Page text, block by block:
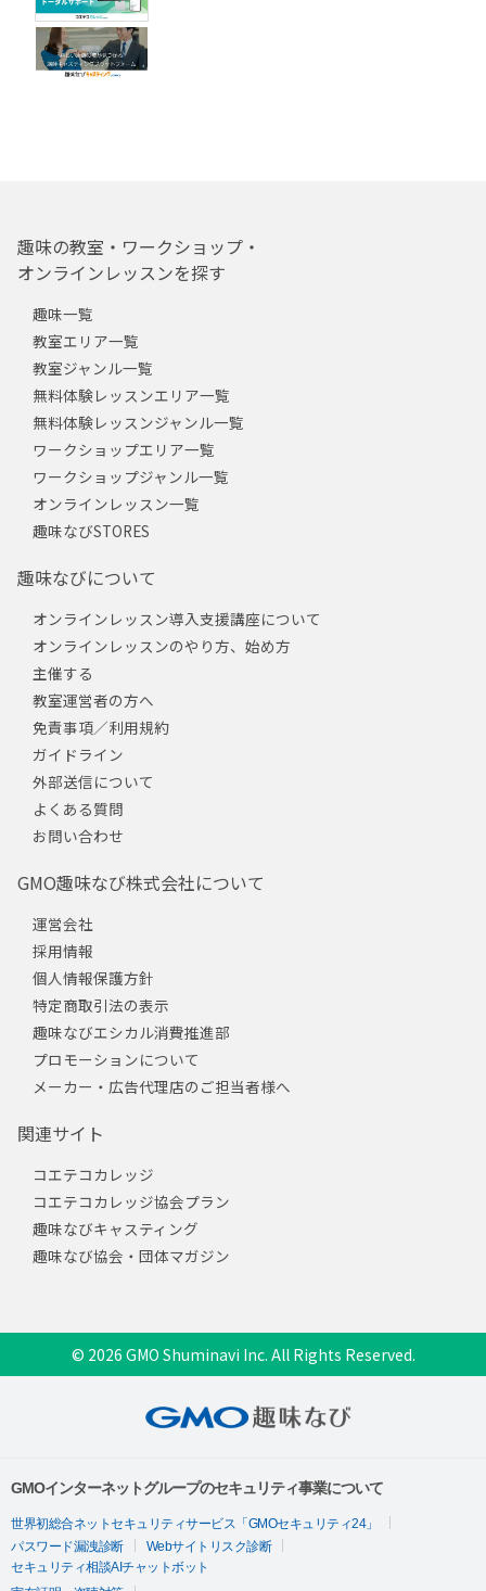
趣味の教室・ワークショップ・
オンラインレッスンを探す
趣味一覧
教室エリア一覧
教室ジャンル一覧
無料体験レッスンエリア一覧
無料体験レッスンジャンル一覧
ワークショップエリア一覧
ワークショップジャンル一覧
オンラインレッスン一覧
趣味なびSTORES
趣味なびについて
オンラインレッスン導入支援講座について
オンラインレッスンのやり方、始め方
主催する
教室運営者の方へ
免責事項／利用規約
ガイドライン
外部送信について
よくある質問
お問い合わせ
GMO趣味なび株式会社について
運営会社
採用情報
個人情報保護方針
特定商取引法の表示
趣味なびエシカル消費推進部
プロモーションについて
メーカー・広告代理店のご担当者様へ
関連サイト
コエテコカレッジ
コエテコカレッジ協会プラン
趣味なびキャスティング
趣味なび協会・団体マガジン
© 2026 GMO Shuminavi Inc. All Rights Reserved.